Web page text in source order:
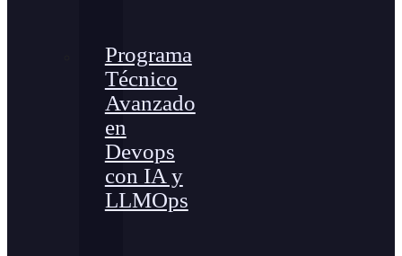
Programa
Técnico
Avanzado
en
Devops
con IA y
LLMOps